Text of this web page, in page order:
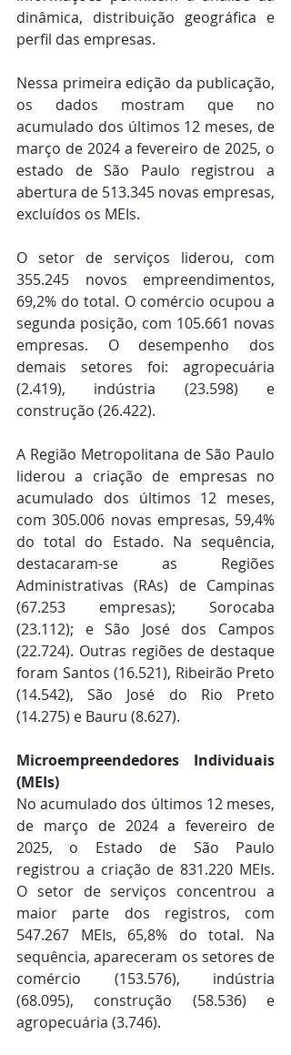
dinâmica, distribuição geográfica e
perfil das empresas.
Nessa primeira edição da publicação,
os dados mostram que no
acumulado dos últimos 12 meses, de
março de 2024 a fevereiro de 2025, o
estado de São Paulo registrou a
abertura de 513.345 novas empresas,
excluídos os MEIs.
O setor de serviços liderou, com
355.245 novos empreendimentos,
69,2% do total. O comércio ocupou a
segunda posição, com 105.661 novas
empresas. O desempenho dos
demais setores foi: agropecuária
(2.419), indústria (23.598) e
construção (26.422).
A Região Metropolitana de São Paulo
liderou a criação de empresas no
acumulado dos últimos 12 meses,
com 305.006 novas empresas, 59,4%
do total do Estado. Na sequência,
destacaram-se as Regiões
Administrativas (RAs) de Campinas
(67.253 empresas); Sorocaba
(23.112); e São José dos Campos
(22.724). Outras regiões de destaque
foram Santos (16.521), Ribeirão Preto
(14.542), São José do Rio Preto
(14.275) e Bauru (8.627).
Microempreendedores Individuais
(MEIs)
No acumulado dos últimos 12 meses,
de março de 2024 a fevereiro de
2025, o Estado de São Paulo
registrou a criação de 831.220 MEIs.
O setor de serviços concentrou a
maior parte dos registros, com
547.267 MEIs, 65,8% do total. Na
sequência, apareceram os setores de
comércio (153.576), indústria
(68.095), construção (58.536) e
agropecuária (3.746).